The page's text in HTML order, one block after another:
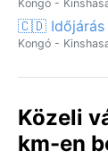
Kongó -
🇨🇩 Időjárás
Kongó -
Közeli
km-en